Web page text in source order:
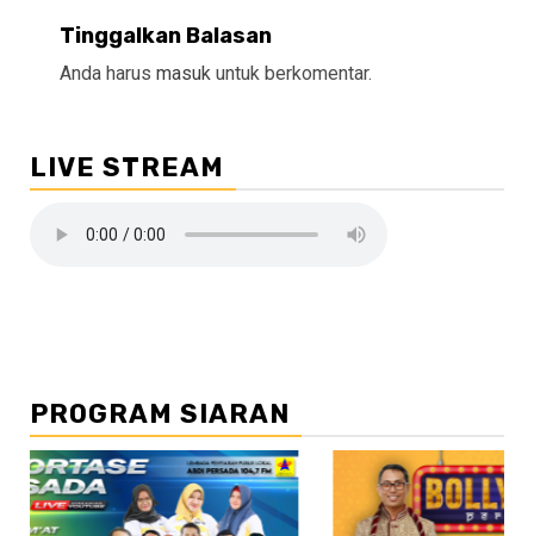
Tinggalkan Balasan
Anda harus masuk untuk berkomentar.
LIVE STREAM
PROGRAM SIARAN